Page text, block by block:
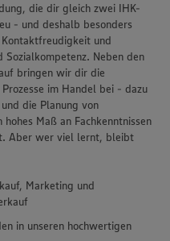
die dir gleich zwei IHK-
- und deshalb besonders
und
Sozialkompetenz. Neben den
bringen wir dir die
im Handel bei - dazu
die Planung von
Maß an Fachkenntnissen
Aber wer viel lernt, bleibt
Marketing und
in unseren hochwertigen